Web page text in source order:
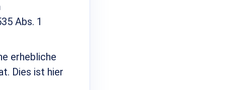
Abs. 1
erhebliche
Dies ist hier